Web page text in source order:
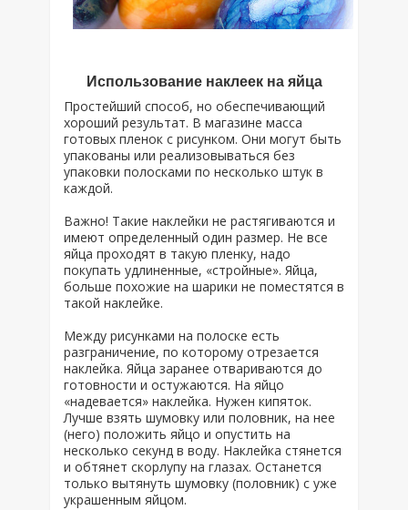
Использование наклеек на яйца
Простейший способ, но обеспечивающий
хороший результат. В магазине масса
готовых пленок с рисунком. Они могут быть
упакованы или реализовываться без
упаковки полосками по несколько штук в
каждой.
Важно! Такие наклейки не растягиваются и
имеют определенный один размер. Не все
яйца проходят в такую пленку, надо
покупать удлиненные, «стройные». Яйца,
больше похожие на шарики не поместятся в
такой наклейке.
Между рисунками на полоске есть
разграничение, по которому отрезается
наклейка. Яйца заранее отвариваются до
готовности и остужаются. На яйцо
«надевается» наклейка. Нужен кипяток.
Лучше взять шумовку или половник, на нее
(него) положить яйцо и опустить на
несколько секунд в воду. Наклейка стянется
и обтянет скорлупу на глазах. Останется
только вытянуть шумовку (половник) с уже
украшенным яйцом.